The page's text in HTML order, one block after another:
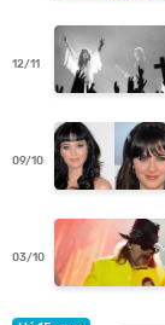
12/11
09/10
03/10